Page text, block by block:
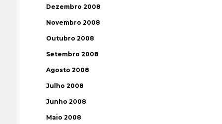
Dezembro 2008
Novembro 2008
Outubro 2008
Setembro 2008
Agosto 2008
Julho 2008
Junho 2008
Maio 2008